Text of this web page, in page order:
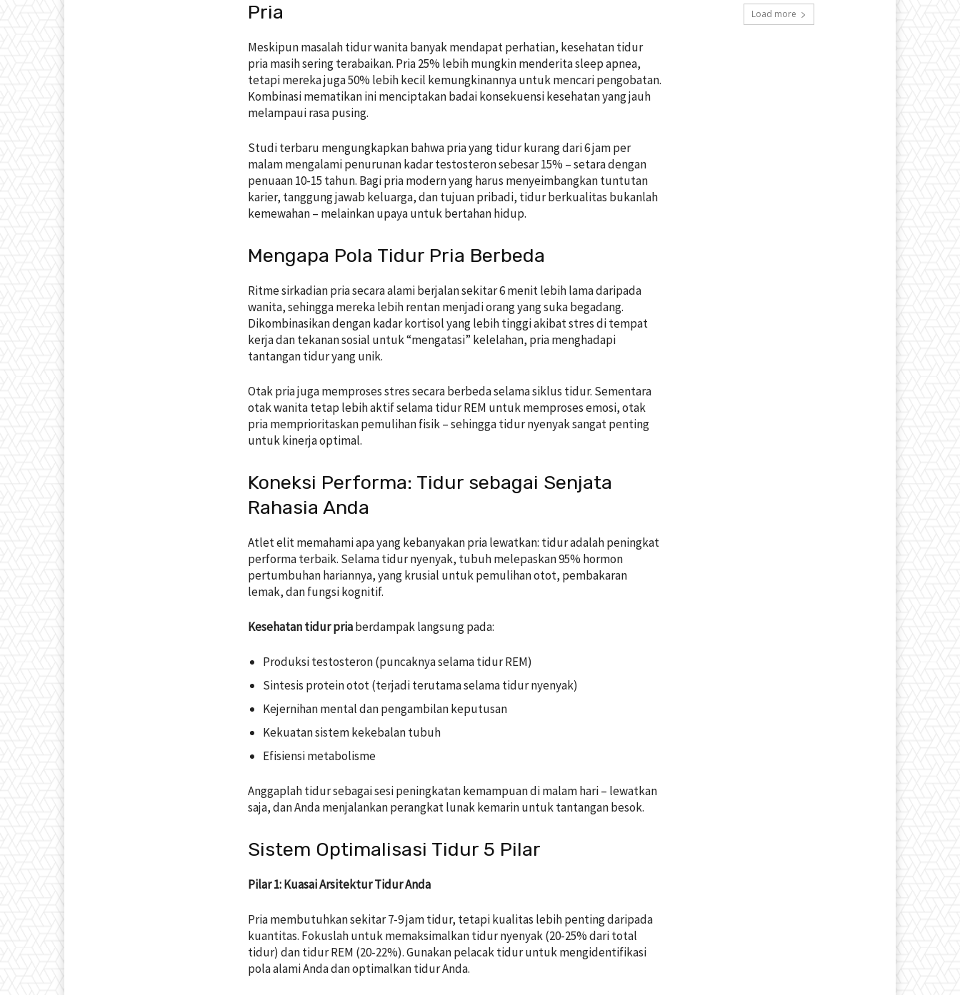
Pria
Meskipun masalah tidur wanita banyak mendapat perhatian, kesehatan tidur
pria masih sering terabaikan. Pria 25% lebih mungkin menderita sleep apnea,
tetapi mereka juga 50% lebih kecil kemungkinannya untuk mencari pengobatan.
Kombinasi mematikan ini menciptakan badai konsekuensi kesehatan yang jauh
melampaui rasa pusing.
Studi terbaru mengungkapkan bahwa pria yang tidur kurang dari 6 jam per
malam mengalami penurunan kadar testosteron sebesar 15% – setara dengan
penuaan 10-15 tahun. Bagi pria modern yang harus menyeimbangkan tuntutan
karier, tanggung jawab keluarga, dan tujuan pribadi, tidur berkualitas bukanlah
kemewahan – melainkan upaya untuk bertahan hidup.
Mengapa Pola Tidur Pria Berbeda
Ritme sirkadian pria secara alami berjalan sekitar 6 menit lebih lama daripada
wanita, sehingga mereka lebih rentan menjadi orang yang suka begadang.
Dikombinasikan dengan kadar kortisol yang lebih tinggi akibat stres di tempat
kerja dan tekanan sosial untuk “mengatasi” kelelahan, pria menghadapi
tantangan tidur yang unik.
Otak pria juga memproses stres secara berbeda selama siklus tidur. Sementara
otak wanita tetap lebih aktif selama tidur REM untuk memproses emosi, otak
pria memprioritaskan pemulihan fisik – sehingga tidur nyenyak sangat penting
untuk kinerja optimal.
Koneksi Performa: Tidur sebagai Senjata
Rahasia Anda
Atlet elit memahami apa yang kebanyakan pria lewatkan: tidur adalah peningkat
performa terbaik. Selama tidur nyenyak, tubuh melepaskan 95% hormon
pertumbuhan hariannya, yang krusial untuk pemulihan otot, pembakaran
lemak, dan fungsi kognitif.
Kesehatan tidur priaberdampak langsung pada:
Produksi testosteron (puncaknya selama tidur REM)
Sintesis protein otot (terjadi terutama selama tidur nyenyak)
Kejernihan mental dan pengambilan keputusan
Kekuatan sistem kekebalan tubuh
Efisiensi metabolisme
Anggaplah tidur sebagai sesi peningkatan kemampuan di malam hari – lewatkan
saja, dan Anda menjalankan perangkat lunak kemarin untuk tantangan besok.
Sistem Optimalisasi Tidur 5 Pilar
Pilar 1: Kuasai Arsitektur Tidur Anda
Pria membutuhkan sekitar 7-9 jam tidur, tetapi kualitas lebih penting daripada
kuantitas. Fokuslah untuk memaksimalkan tidur nyenyak (20-25% dari total
tidur) dan tidur REM (20-22%). Gunakan pelacak tidur untuk mengidentifikasi
pola alami Anda dan optimalkan tidur Anda.
Load more